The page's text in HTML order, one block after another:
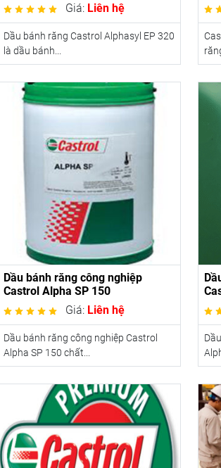
Giá: Liên hệ
Dầu bánh răng Castrol Alphasyl EP 320
là dầu bánh...
Dầu bánh răng công nghiệp
Castrol Alpha SP 150
Giá: Liên hệ
Dầu bánh răng công nghiệp Castrol
Alpha SP 150 chất...